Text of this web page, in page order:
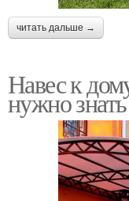
читать дальше →
Навес к
нужно